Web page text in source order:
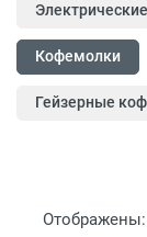
Кофемолки
Гейзерные
Отображены: